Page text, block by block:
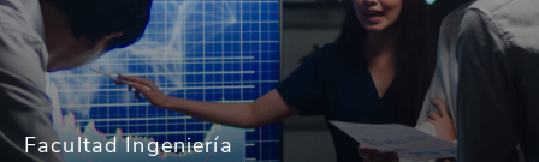
Facultad Ingeniería